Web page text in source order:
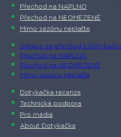
Přechod na NAPLNO
Přechod na NEOMEZENĚ
Mimo sezónu neplaťte
Dotace za přechod k
Přechod na NAPLNO
Přechod na NEOMEZENĚ
Mimo sezónu neplaťte
Dotykačka recenze
Technická podpora
Pro média
About Dotykačka